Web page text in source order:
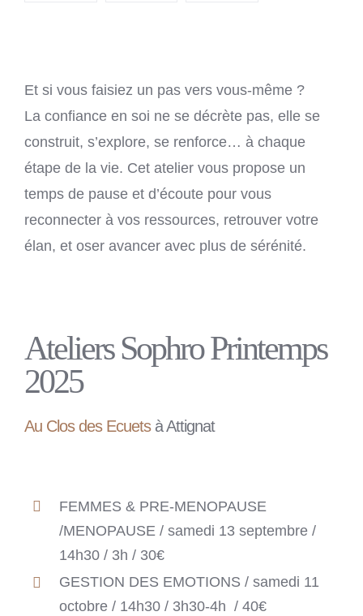
Et si vous faisiez un pas vers vous-même ?
La confiance en soi ne se décrète pas, elle se
construit, s’explore, se renforce… à chaque
étape de la vie. Cet atelier vous propose un
temps de pause et d’écoute pour vous
reconnecter à vos ressources, retrouver votre
élan, et oser avancer avec plus de sérénité.
Ateliers Sophro Printemps
2025
Au Clos des Ecuetsà Attignat
FEMMES & PRE-MENOPAUSE
/MENOPAUSE / samedi 13 septembre /
14h30 / 3h / 30€
GESTION DES EMOTIONS / samedi 11
octobre / 14h30 / 3h30-4h / 40€